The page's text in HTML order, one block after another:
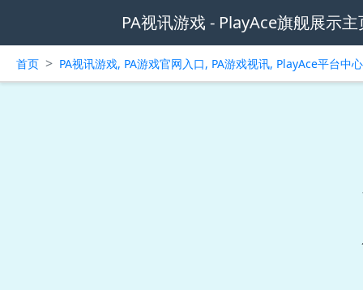
PA视讯游戏 - PlayAce旗舰展示主
首页 > PA视讯游戏, PA游戏官网入口, PA游戏视讯, PlayAce平台中